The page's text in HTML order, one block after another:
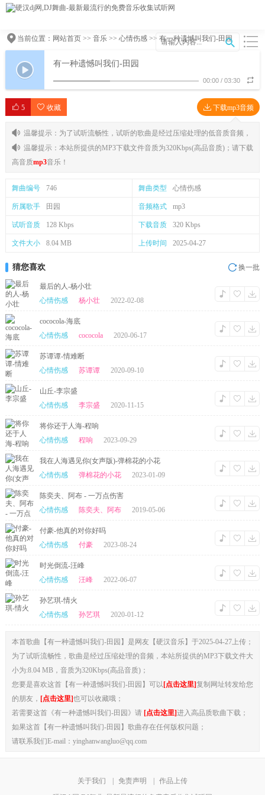
当前位置： 网站首页>> 音乐>> 心情伤感>> 有一种遗憾叫我们-田园
有一种遗憾叫我们-田园
00:00 /03:30
5 收藏 下载mp3音频
温馨提示：为了试听流畅性，试听的歌曲是经过压缩处理的低音质音频，
温馨提示：本站所提供的MP3下载文件音质为320Kbps(高品音质)；请下载
高音质mp3音乐！
舞曲编号 746 舞曲类型 心情伤感
所属歌手 田园 音频格式 mp3
试听音质 128 Kbps 下载音质 320 Kbps
文件大小 8.04 MB 上传时间 2025-04-27
猜您喜欢 换一批
最后的人-杨小壮
心情伤感
杨小壮 2022-02-08
cococola-海底
心情伤感
cococola 2020-06-17
苏谭谭-情难断
心情伤感
苏谭谭 2020-09-10
山丘-李宗盛
心情伤感
李宗盛 2020-11-15
将你还于人海-程响
心情伤感
程响 2023-09-29
我在人海遇见你(女声版)-弹棉花的小花
心情伤感
弹棉花的小花 2023-01-09
陈奕夫、阿布 - 一万点伤害
心情伤感
陈奕夫、阿布 2019-05-06
付豪-他真的对你好吗
心情伤感
付豪 2023-08-24
时光倒流-汪峰
心情伤感
汪峰 2022-06-07
孙艺琪-情火
心情伤感
孙艺琪 2020-01-12
本首歌曲【有一种遗憾叫我们-田园】是网友【硬汉音乐】于2025-04-27上传；
为了试听流畅性，歌曲是经过压缩处理的音频，本站所提供的MP3下载文件大
小为:8.04 MB，音质为320Kbps(高品音质)；
您要是喜欢这首【有一种遗憾叫我们-田园】可以 [点击这里]复制网址转发给您
的朋友， [点击这里]也可以收藏哦；
若需要这首《有一种遗憾叫我们-田园》请 [点击这里]进入高品质歌曲下载；
如果这首【有一种遗憾叫我们-田园】歌曲存在任何版权问题；
请联系我们E-mail：yinghanwangluo@qq.com
关于我们 免责声明
作品上传